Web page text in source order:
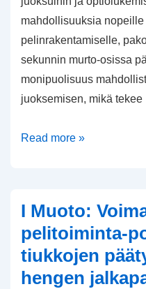
mahdollisuuksia
pelinrakentamiselle,
sekunnin murto-osissa
monipuolisuus
juoksemisen, mikä
Spread-
pelinrakentaja,
reuna-
juoksut,
vaihtoehtoiset
Read more »
I Muoto:
pelitoiminta-
tiukkojen
hengen